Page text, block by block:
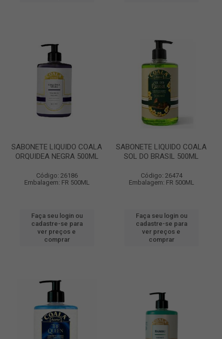
SABONETE LIQUIDO COALA
ORQUIDEA NEGRA 500ML
Código: 26186
Embalagem: FR 500ML
Faça seu login ou
cadastre-se para
ver preços e
comprar
SABONETE LIQUIDO COALA
SOL DO BRASIL 500ML
Código: 26474
Embalagem: FR 500ML
Faça seu login ou
cadastre-se para
ver preços e
comprar